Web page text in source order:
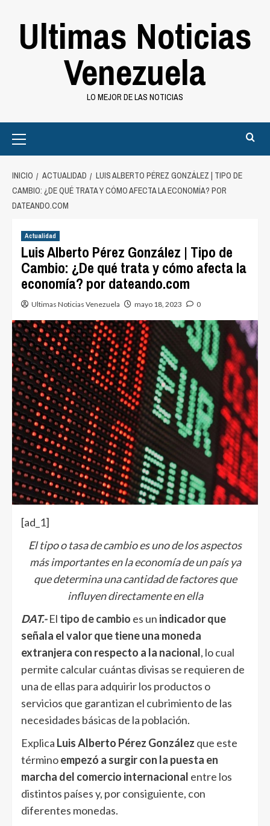
Ultimas Noticias
Venezuela
LO MEJOR DE LAS NOTICIAS
Menu
INICIO ACTUALIDAD
LUIS ALBERTO PÉREZ GONZÁLEZ | TIPO DE
CAMBIO: ¿DE QUÉ TRATA Y CÓMO AFECTA LA ECONOMÍA? POR
DATEANDO.COM
Actualidad
Luis Alberto Pérez González | Tipo de
Cambio: ¿De qué trata y cómo afecta la
economía? por dateando.com
Ultimas Noticias Venezuela mayo 18, 2023 0
[ad_1]
El tipo o tasa de cambio es uno de los aspectos
más importantes en la economía de un país ya
que determina una cantidad de factores que
influyen directamente en ella
DAT.-El tipo de cambio es un indicador que
señala el valor que tiene una moneda
extranjera con respecto a la nacional, lo cual
permite calcular cuántas divisas se requieren de
una de ellas para adquirir los productos o
servicios que garantizan el cubrimiento de las
necesidades básicas de la población.
Explica Luis Alberto Pérez González que este
términoempezó a surgir con la puesta en
marcha del comercio internacional entre los
distintos países y, por consiguiente, con
diferentes monedas.